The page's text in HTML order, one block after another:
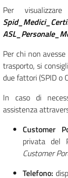
Per
Per chi non
trasporto, si
due fattori (SPID o
In caso di
assistenza
Customer
privata del
Customer
Telefono: